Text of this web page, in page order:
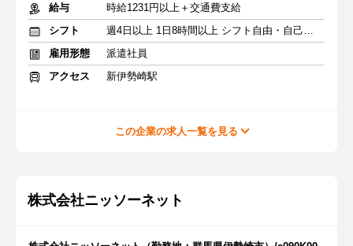
給与
時給1231円以上＋交通費支給
シフト
週4日以上 1日8時間以上 シフト自由・自己申告
雇用形態
派遣社員
アクセス
新伊勢崎駅
この企業の求人一覧を見る
株式会社ニッソーネット